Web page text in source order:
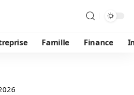
Famille Finance